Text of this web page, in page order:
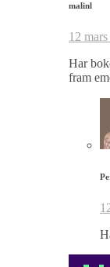
malinl
12
Har
fram